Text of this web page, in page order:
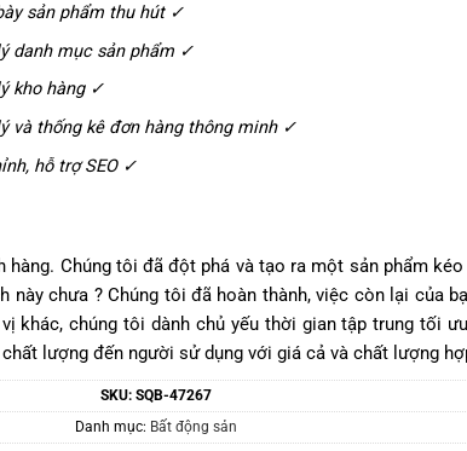
sản phẩm thu hút ✓
danh mục sản phẩm ✓
kho hàng ✓
và thống kê đơn hàng thông minh ✓
hỗ trợ SEO ✓
Chúng tôi đã đột phá và tạo ra một sản phẩm
chưa ? Chúng tôi đã hoàn thành, việc còn lại của
chúng tôi dành chủ yếu thời gian tập trung tối
lượng đến người sử dụng với giá cả và chất lượng
SKU: SQB-47267
Danh mục: Bất động sản